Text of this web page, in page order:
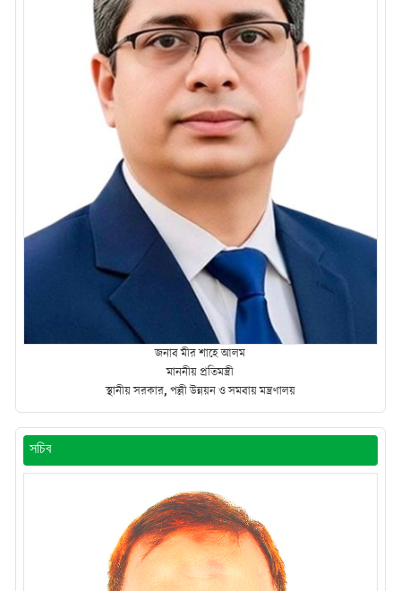
জনাব মীর শাহে আলম
মাননীয় প্রতিমন্ত্রী
স্থানীয় সরকার, পল্লী উন্নয়ন ও সমবায় মন্ত্রণালয়
সচিব